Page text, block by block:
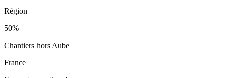
Région
50%+
Chantiers hors Aube
France